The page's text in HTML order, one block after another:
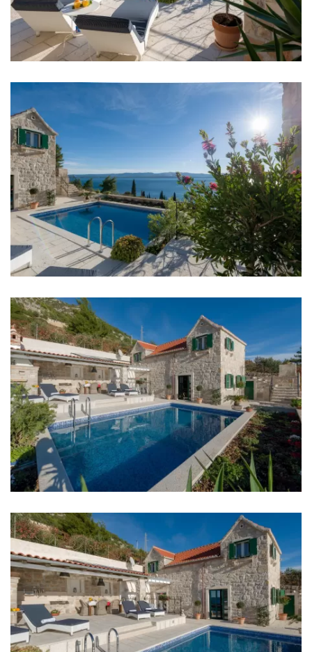
Kafić: 50 m
Noćni klub: 5 km
Ljekarna: 6 km
Bolnica: 40 km
Trgovina: 6 km
Supermarket: 6 km
Banka: 6 km
Bankomat: 6 km
Autobusna stanica: 6 km
Trajektna luka: 40 km
Zračna luka: 17 km
Soba 1: Bračni krevet: 1
Soba 2: Bračni krevet: 1
Soba 3: Krevet za jednu osobu: 2